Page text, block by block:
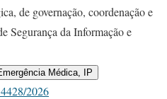
de governação, coordenação e
Segurança da Informação e
Médica, IP
2026